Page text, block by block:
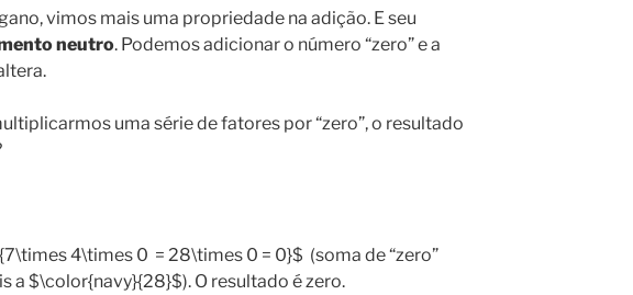
vimos mais uma propriedade na adição. E seu
neutro. Podemos adicionar o número “zero” e a
uma série de fatores por “zero”, o resultado
4\times 0 = 28\times 0 = 0}$ (soma de “zero”
a $\color{navy}{28}$). O resultado é zero.